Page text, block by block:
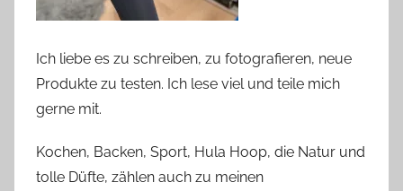
Ich liebe es zu schreiben, zu fotografieren, neue
Produkte zu testen. Ich lese viel und teile mich
gerne mit.
Kochen, Backen, Sport, Hula Hoop, die Natur und
tolle Düfte, zählen auch zu meinen